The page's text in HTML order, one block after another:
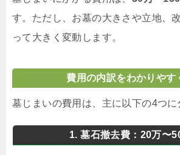
す。ただし、お墓の大きさや立地、
って大きく変動します。
費用の内訳をわかりやす
墓じまいの費用は、主に以下の4つに
1. 墓石撤去費：20万〜